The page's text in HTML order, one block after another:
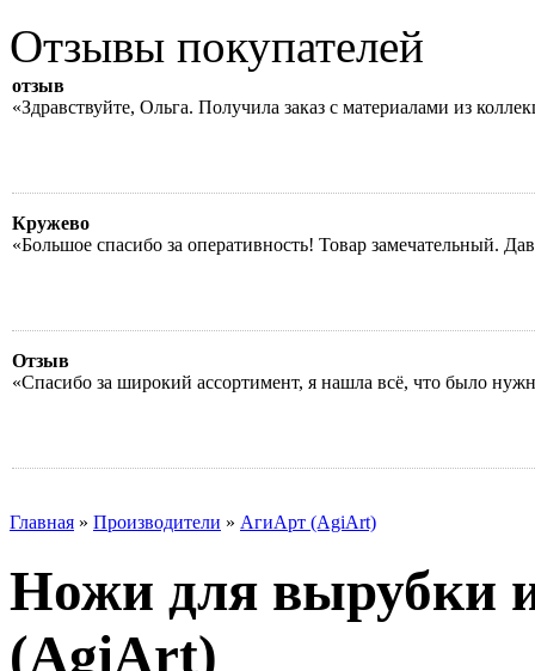
Отзывы покупателей
отзыв
«Здравствуйте, Ольга. Получила заказ с материалами из
Кружево
«Большое спасибо за оперативность! Товар замечательный.
Отзыв
«Спасибо за широкий ассортимент, я нашла всё, что было
Главная » Производители » АгиАрт (AgiArt)
Ножи для вырубки
(AgiArt)